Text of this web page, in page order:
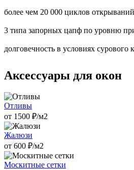
более чем 20 000 циклов
3 типа запорных цапф по уровню
долговечность в условиях сурового
Аксессуары для окон
Отливы
от 1500 ₽/м2
Жалюзи
от 600 ₽/м2
Москитные сетки